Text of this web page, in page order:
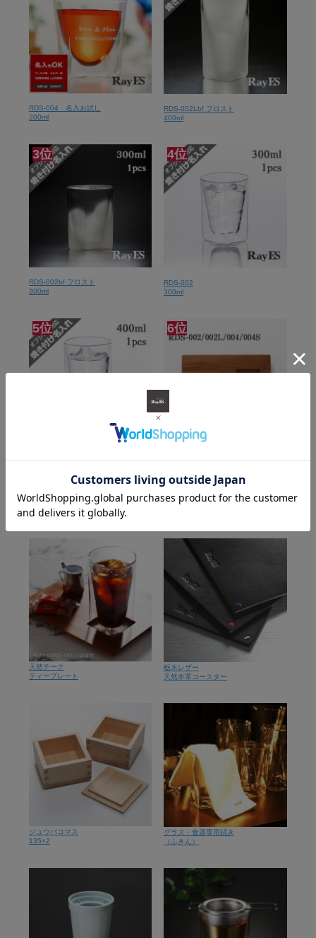
RDS-004 名入お試し
200ml
RDS-002Lbf フロスト
400ml
3位
RDS-002bf フロスト
300ml
4位
RDS-002
300ml
5位 6位
ダブルウォールグラスの関連商品を選ぶ
天然チーク
ティープレート
栃木レザー
天然本革コースター
ジュウバコマス
135×2
グラス・食器専用拭き
（ふきん）